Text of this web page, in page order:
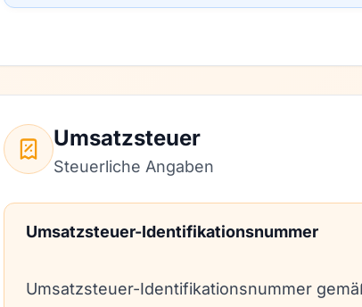
Umsatzsteuer
Steuerliche Angaben
Umsatzsteuer-Identifikationsnummer
Umsatzsteuer-Identifikationsnummer